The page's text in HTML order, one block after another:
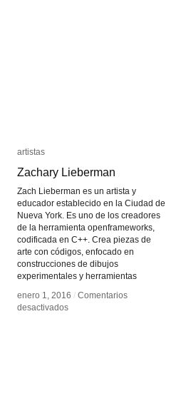
artistas
Zachary Lieberman
Zach Lieberman es un artista y
educador establecido en la Ciudad de
Nueva York. Es uno de los creadores
de la herramienta openframeworks,
codificada en C++. Crea piezas de
arte con códigos, enfocado en
construcciones de dibujos
experimentales y herramientas
enero 1, 2016 / Comentarios
desactivadosen
artistas
Zachary Lieberman
enero 1, 2016 / Comentarios
desactivadosen